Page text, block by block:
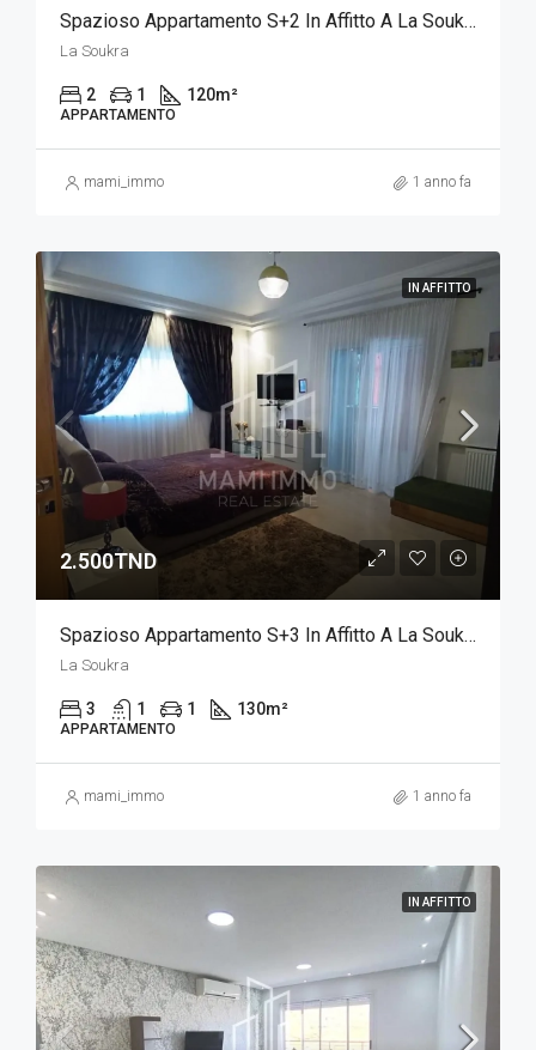
Spazioso Appartamento S+2 In Affitto A La Soukra
La Soukra
2 1 120m²
APPARTAMENTO
mami_immo 1 anno fa
IN AFFITTO
2.500TND
Spazioso Appartamento S+3 In Affitto A La Soukra
La Soukra
3 1 1 130m²
APPARTAMENTO
mami_immo 1 anno fa
IN AFFITTO